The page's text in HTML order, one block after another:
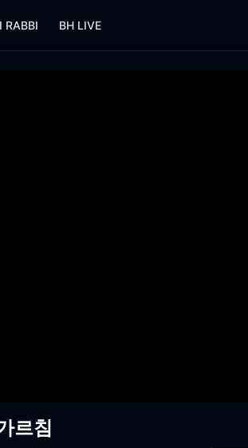
RABBI BH LIVE
르침